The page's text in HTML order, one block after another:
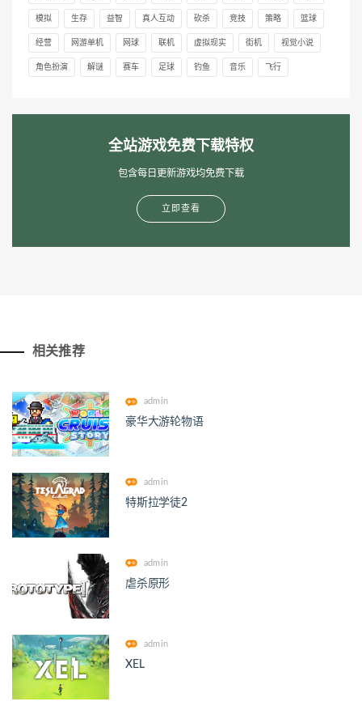
模拟 生存 益智 真人互动 砍杀 竞技 策略 篮球
经营 网游单机 网球 联机 虚拟现实 街机 视觉小说
角色扮演 解谜 赛车 足球 钓鱼 音乐 飞行
全站游戏免费下载特权
包含每日更新游戏均免费下载
立即查看
相关推荐
admin
豪华大游轮物语
admin
特斯拉学徒2
admin
虐杀原形
admin
XEL